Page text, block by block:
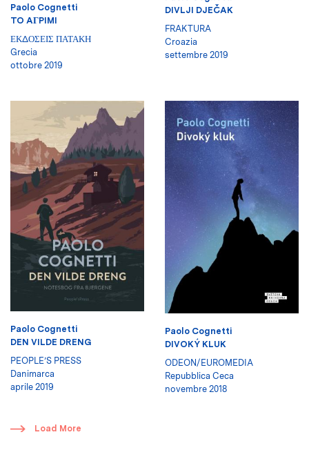
Paolo Cognetti
TO AГPIMI
ΕΚΔΟΣΕΙΣ ΠΑΤΑΚΗ
Grecia
ottobre 2019
DIVLJI DJEČAK
FRAKTURA
Croazia
settembre 2019
Paolo Cognetti
DEN VILDE DRENG
PEOPLE’S PRESS
Danimarca
aprile 2019
Paolo Cognetti
DIVOKÝ KLUK
ODEON/EUROMEDIA
Repubblica Ceca
novembre 2018
​ Load More